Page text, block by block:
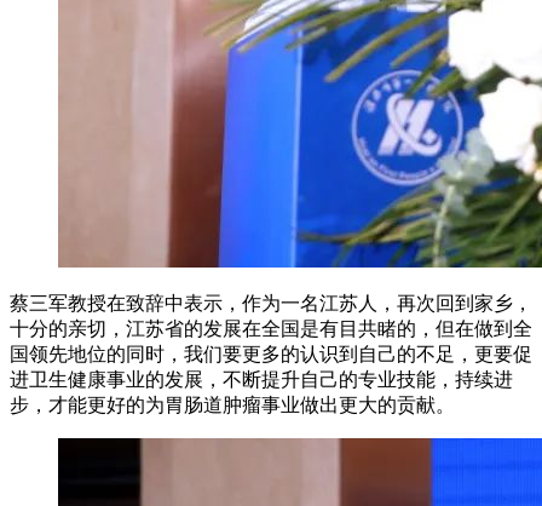
蔡三军教授在致辞中表示，作为一名江苏人，再次回到家乡，
十分的亲切，江苏省的发展在全国是有目共睹的，但在做到全
国领先地位的同时，我们要更多的认识到自己的不足，更要促
进卫生健康事业的发展，不断提升自己的专业技能，持续进
步，才能更好的为胃肠道肿瘤事业做出更大的贡献。